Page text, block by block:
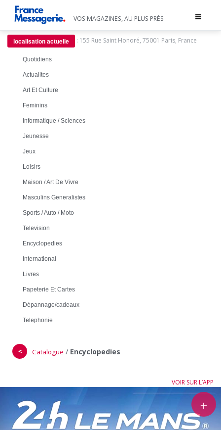
Toggle
VOS MAGAZINES, AU PLUS PRÈS
localisation actuelle : 155 Rue Saint Honoré, 75001 Paris, France
Quotidiens
Actualites
Art Et Culture
Feminins
Informatique / Sciences
Jeunesse
Jeux
Loisirs
Maison / Art De Vivre
Masculins Generalistes
Sports / Auto / Moto
Television
Encyclopedies
International
Livres
Papeterie Et Cartes
Dépannage/cadeaux
Telephonie
＜ Catalogue / Encyclopedies
VOIR SUR L’APP
＋